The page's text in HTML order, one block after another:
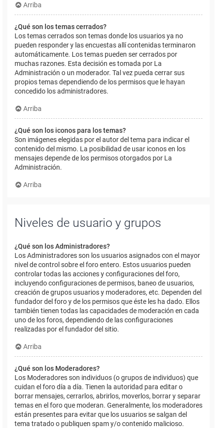
Arriba
¿Qué son los temas cerrados?
Los temas cerrados son temas donde los usuarios ya no
pueden responder y las encuestas allí contenidas terminaron
automáticamente. Los temas pueden ser cerrados por
muchas razones. Esta decisión es tomada por La
Administración o un moderador. Tal vez pueda cerrar sus
propios temas dependiendo de los permisos que le hayan
concedido los administradores.
Arriba
¿Qué son los iconos para los temas?
Son imágenes elegidas por el autor del tema para indicar el
contenido del mismo. La posibilidad de usar iconos en los
mensajes depende de los permisos otorgados por La
Administración.
Arriba
Niveles de usuario y grupos
¿Qué son los Administradores?
Los Administradores son los usuarios asignados con el mayor
nivel de control sobre el foro entero. Estos usuarios pueden
controlar todas las acciones y configuraciones del foro,
incluyendo configuraciones de permisos, baneo de usuarios,
creación de grupos usuarios y moderadores, etc. Dependen del
fundador del foro y de los permisos que éste les ha dado. Ellos
también tienen todas las capacidades de moderación en cada
uno de los foros, dependiendo de las configuraciones
realizadas por el fundador del sitio.
Arriba
¿Qué son los Moderadores?
Los Moderadores son individuos (o grupos de individuos) que
cuidan el foro día a día. Tienen la autoridad para editar o
borrar mensajes, cerrarlos, abrirlos, moverlos, borrar y separar
temas en el foro que moderan. Generalmente, los moderadores
están presentes para evitar que los usuarios se salgan del
tema tratado o publiquen spam y/o contenido malicioso.